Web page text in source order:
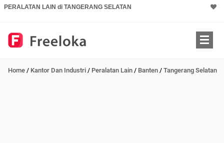
PERALATAN LAIN di TANGERANG SELATAN
Home/ Kantor Dan Industri/ Peralatan Lain/ Banten/ Tangerang Selatan